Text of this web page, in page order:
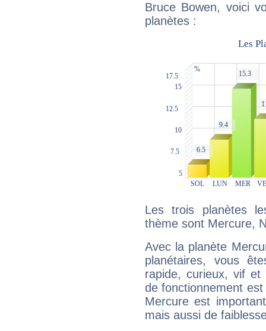
Bruce Bowen, voici
planètes :
Les trois planètes
thème sont Mercure,
Avec la planète
planétaires, vous
rapide, curieux, vif et
de fonctionnement
Mercure est
mais aussi de